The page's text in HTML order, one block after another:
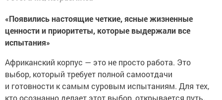
«Появились настоящие четкие, ясные жизненные
ценности и приоритеты, которые выдержали все
испытания»
Африканский корпус — это не просто работа. Это
выбор, который требует полной самоотдачи
и готовности к самым суровым испытаниям. Для тех,
кто осознанно делает этот выбор, открывается путь,